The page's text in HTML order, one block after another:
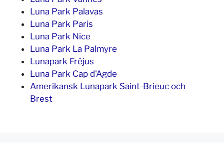
Luna Park Palavas
Luna Park Paris
Luna Park Nice
Luna Park La Palmyre
Lunapark Fréjus
Luna Park Cap d'Agde
Amerikansk Lunapark Saint-Brieuc och
Brest